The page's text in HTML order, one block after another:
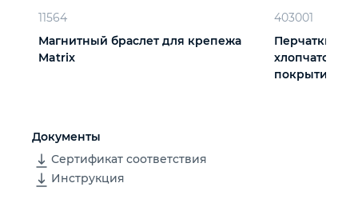
11564
Магнитный браслет для крепежа
Matrix
403001
Перчатки
покрытием из
Документы
Сертификат соответствия
Инструкция